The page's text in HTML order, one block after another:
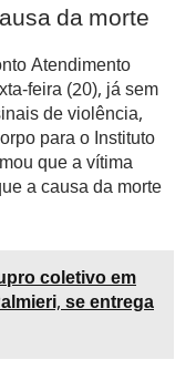
da morte
Atendimento
feira (20), já sem
de violência,
para o Instituto
que a vítima
a causa da morte
coletivo em
se entrega